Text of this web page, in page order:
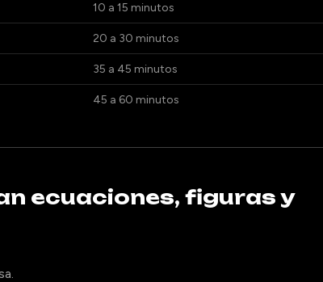
10 a 15 minutos
20 a 30 minutos
35 a 45 minutos
45 a 60 minutos
ecuaciones, figuras y